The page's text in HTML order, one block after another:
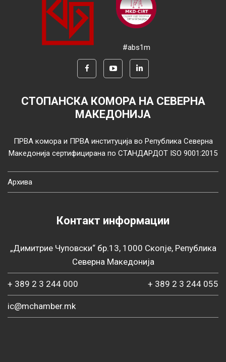
#abs1m
СТОПАНСКА КОМОРА НА СЕВЕРНА
МАКЕДОНИЈА
ПРВА комора и ПРВА институција во Република Северна
Македонија сертифицирана по СТАНДАРДОТ ISO 9001:2015
Архива
Контакт информации
„Димитрие Чуповски“ бр.13, 1000 Скопје, Република
Северна Македонија
+ 389 2 3 244 000 + 389 2 3 244 055
ic@mchamber.mk